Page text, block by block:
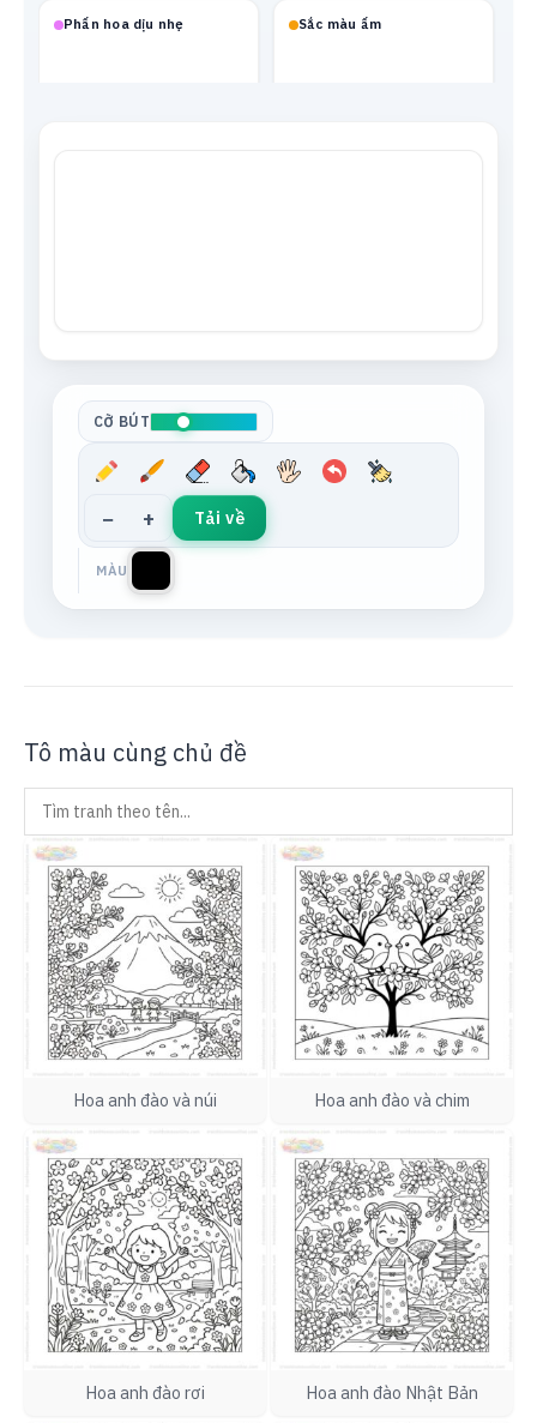
Phấn hoa dịu nhẹ Sắc màu ấm
CỠ BÚT
− + Tải về
MÀU
Tô màu cùng chủ đề
Hoa anh đào và núi Hoa anh đào và chim
Hoa anh đào rơi Hoa anh đào Nhật Bản